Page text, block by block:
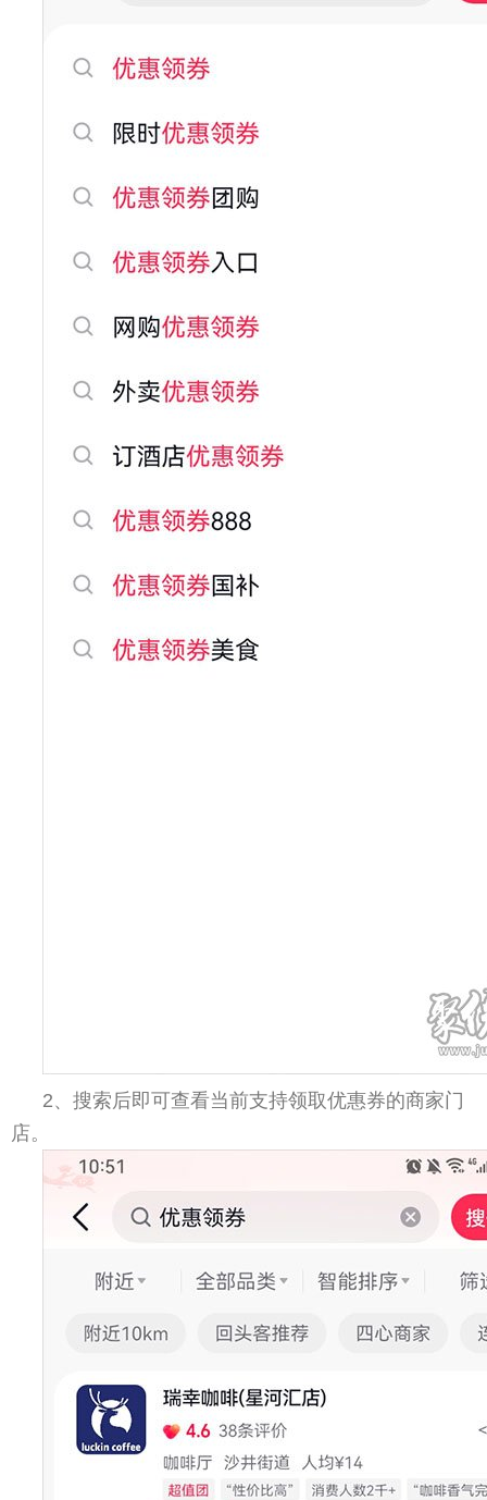
2、搜索后即可查看当前支持领取优惠券的商家门
店。